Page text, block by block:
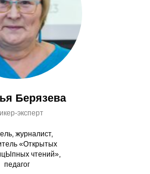
Берязева
эксперт
журналист,
«Открытых
чтений»,
педагог